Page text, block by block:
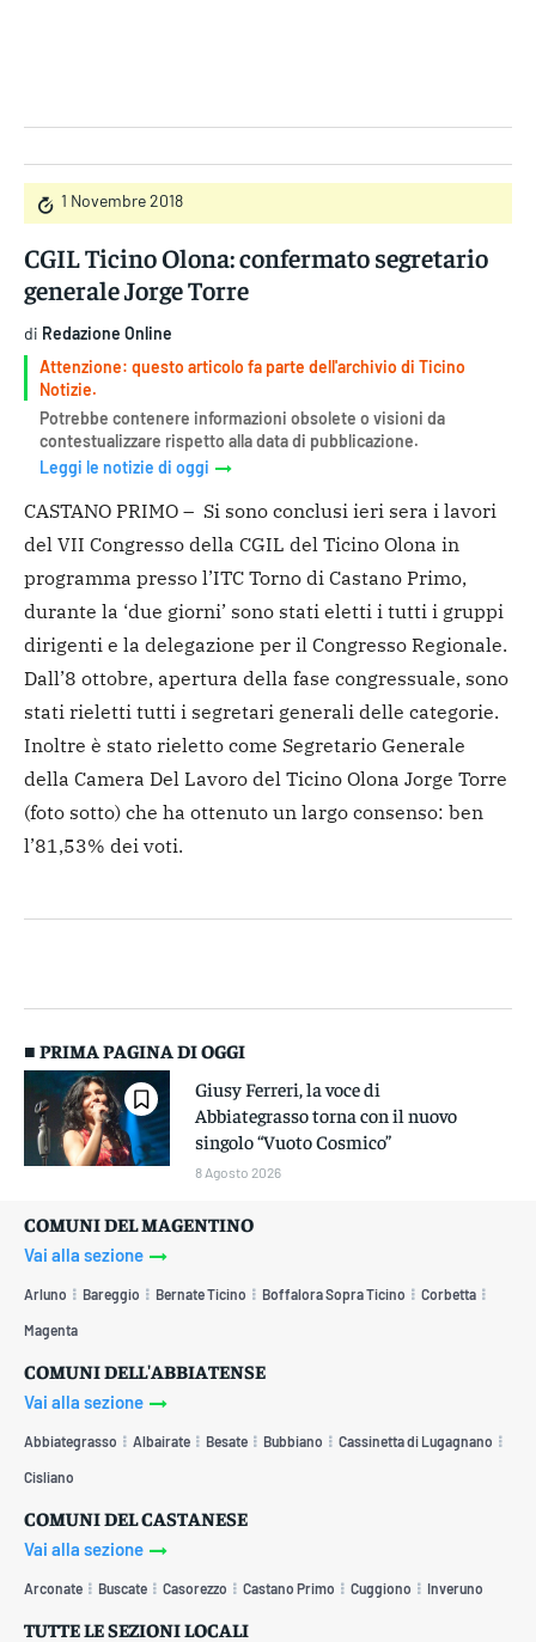
1 Novembre 2018
CGIL Ticino Olona: confermato segretario
generale Jorge Torre
di Redazione Online
Attenzione: questo articolo fa parte dell'archivio di Ticino
Notizie.
Potrebbe contenere informazioni obsolete o visioni da
contestualizzare rispetto alla data di pubblicazione.
Leggi le notizie di oggi
CASTANO PRIMO – Si sono conclusi ieri sera i lavori
del VII Congresso della CGIL del Ticino Olona in
programma presso l’ITC Torno di Castano Primo,
durante la ‘due giorni’ sono stati eletti i tutti i gruppi
dirigenti e la delegazione per il Congresso Regionale.
Dall’8 ottobre, apertura della fase congressuale, sono
stati rieletti tutti i segretari generali delle categorie.
Inoltre è stato rieletto come Segretario Generale
della Camera Del Lavoro del Ticino Olona Jorge Torre
(foto sotto) che ha ottenuto un largo consenso: ben
l’81,53% dei voti.
■ PRIMA PAGINA DI OGGI
Giusy Ferreri, la voce di
Abbiategrasso torna con il nuovo
singolo “Vuoto Cosmico”
8 Agosto 2026
COMUNI DEL MAGENTINO
Vai alla sezione
Arluno Bareggio Bernate Ticino Boffalora Sopra Ticino Corbetta
Magenta
COMUNI DELL'ABBIATENSE
Vai alla sezione
Abbiategrasso Albairate Besate Bubbiano Cassinetta di Lugagnano
Cisliano
COMUNI DEL CASTANESE
Vai alla sezione
Arconate Buscate Casorezzo Castano Primo Cuggiono Inveruno
TUTTE LE SEZIONI LOCALI